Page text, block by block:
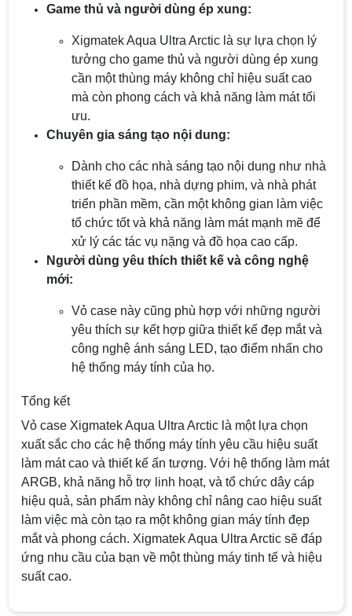
Game thủ và người dùng ép xung:
Xigmatek Aqua Ultra Arctic là sự lựa chọn lý
tưởng cho game thủ và người dùng ép xung
cần một thùng máy không chỉ hiệu suất cao
mà còn phong cách và khả năng làm mát tối
ưu.
Chuyên gia sáng tạo nội dung:
Dành cho các nhà sáng tạo nội dung như nhà
thiết kế đồ họa, nhà dựng phim, và nhà phát
triển phần mềm, cần một không gian làm việc
tổ chức tốt và khả năng làm mát mạnh mẽ để
xử lý các tác vụ nặng và đồ họa cao cấp.
Người dùng yêu thích thiết kế và công nghệ
mới:
Vỏ case này cũng phù hợp với những người
yêu thích sự kết hợp giữa thiết kế đẹp mắt và
công nghệ ánh sáng LED, tạo điểm nhấn cho
hệ thống máy tính của họ.
Tổng kết
Vỏ case Xigmatek Aqua Ultra Arctic là một lựa chọn
xuất sắc cho các hệ thống máy tính yêu cầu hiệu suất
làm mát cao và thiết kế ấn tượng. Với hệ thống làm mát
ARGB, khả năng hỗ trợ linh hoạt, và tổ chức dây cáp
hiệu quả, sản phẩm này không chỉ nâng cao hiệu suất
làm việc mà còn tạo ra một không gian máy tính đẹp
mắt và phong cách. Xigmatek Aqua Ultra Arctic sẽ đáp
ứng nhu cầu của bạn về một thùng máy tinh tế và hiệu
suất cao.